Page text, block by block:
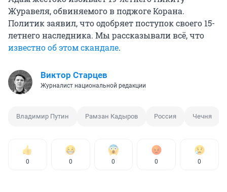
Журавеля, обвиняемого в поджоге Корана.
Политик заявил, что одобряет поступок своего 15-
летнего наследника. Мы рассказывали всё, что
известно об этом скандале.
Виктор Старцев
Журналист национальной редакции
Владимир Путин Рамзан Кадыров Россия Чечня
0 0 0 0 0